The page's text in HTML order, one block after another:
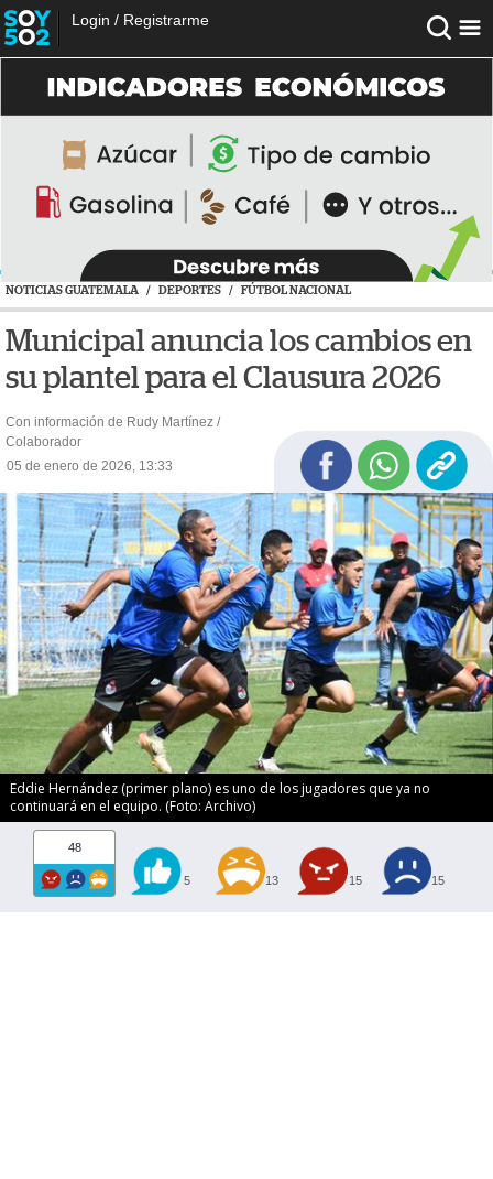
Login / Registrarme
NOTICIAS GUATEMALA / DEPORTES / FÚTBOL NACIONAL
Municipal anuncia los cambios en
su plantel para el Clausura 2026
Con información de Rudy Martínez /
Colaborador
05 de enero de 2026, 13:33
Eddie Hernández (primer plano) es uno de los jugadores que ya no
continuará en el equipo. (Foto: Archivo)
48
5 13 15 15